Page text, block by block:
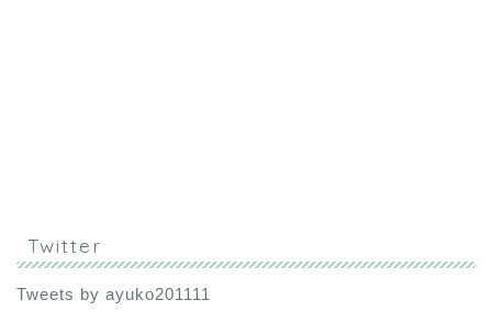
Twitter
Tweets by ayuko201111